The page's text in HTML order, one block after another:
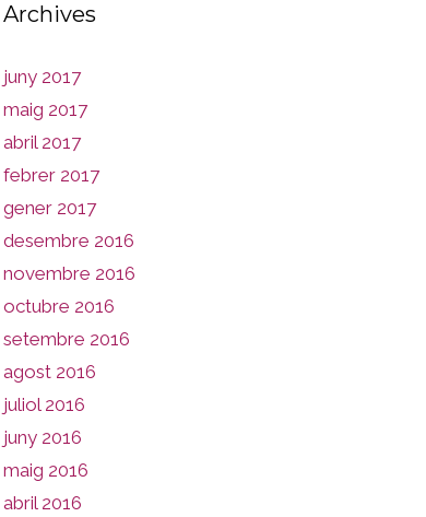
Archives
juny 2017
maig 2017
abril 2017
febrer 2017
gener 2017
desembre 2016
novembre 2016
octubre 2016
setembre 2016
agost 2016
juliol 2016
juny 2016
maig 2016
abril 2016